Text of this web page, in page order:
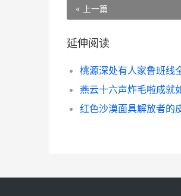
« 上一篇
延伸阅读
燕云十六声炸毛啦成就